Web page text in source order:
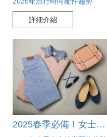
詳細介紹
2025春季必備！女士時尚配件趨勢大公開，打造完美春日造型